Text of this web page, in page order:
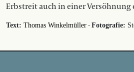
Erbstreit auch in einer Versöhnung
Text: Thomas Winkelmüller · Fotografie: